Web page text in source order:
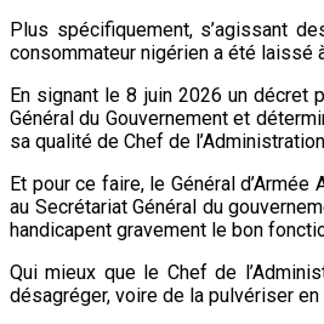
Plus spécifiquement, s’agissant
consommateur nigérien a été laissé
En signant le 8 juin 2026 un décret
Général du Gouvernement et
sa qualité de Chef de
Et pour ce faire, le Général
au Secrétariat Général du
handicapent gravement le bon
Qui mieux que le Chef de
désagréger, voire de la pulvériser